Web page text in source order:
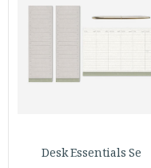
Desk Essentials Se